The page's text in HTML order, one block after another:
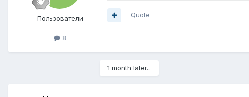
Пользователи
8
Quote
1 month later...